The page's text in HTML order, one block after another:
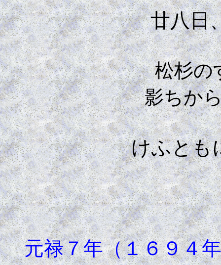
廿八日
松杉の
影ちか
けふともに
元禄７年（１６９４年